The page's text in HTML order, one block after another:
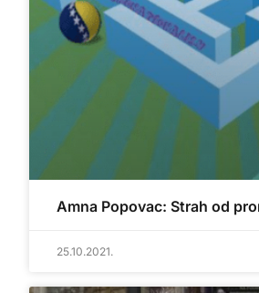
Amna Popovac: Strah od
25.10.2021.